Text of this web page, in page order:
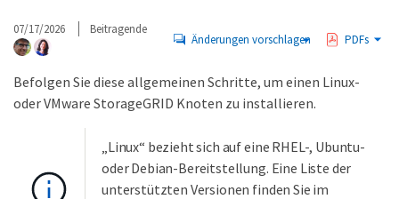
07/17/2026 Beitragende
Änderungen vorschlagen PDFs
Befolgen Sie diese allgemeinen Schritte, um einen Linux-
oder VMware StorageGRID Knoten zu installieren.
„Linux“ bezieht sich auf eine RHEL-, Ubuntu-
oder Debian-Bereitstellung. Eine Liste der
unterstützten Versionen finden Sie im